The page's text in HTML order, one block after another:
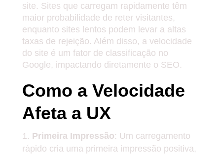
site. Sites que carregam rapidamente têm
maior probabilidade de reter visitantes,
enquanto sites lentos podem levar a altas
taxas de rejeição. Além disso, a velocidade
do site é um fator de classificação no
Google, impactando diretamente o SEO.
Como a Velocidade
Afeta a UX
Primeira Impressão: Um carregamento
rápido cria uma primeira impressão positiva,